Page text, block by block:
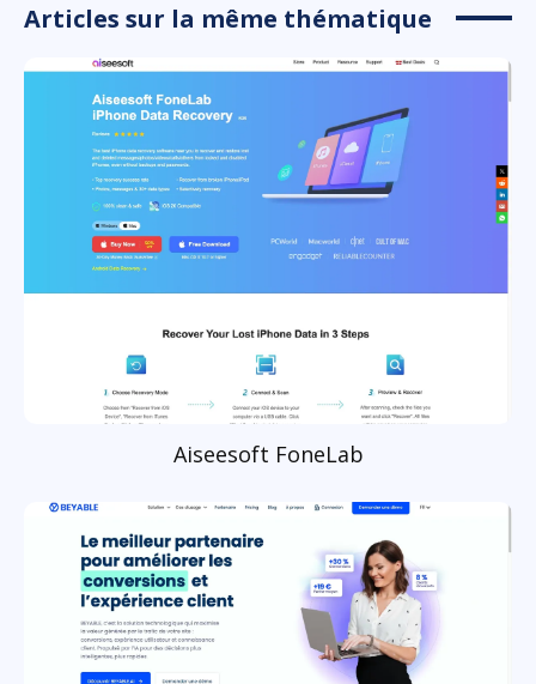
Articles sur la même thématique
Aiseesoft FoneLab